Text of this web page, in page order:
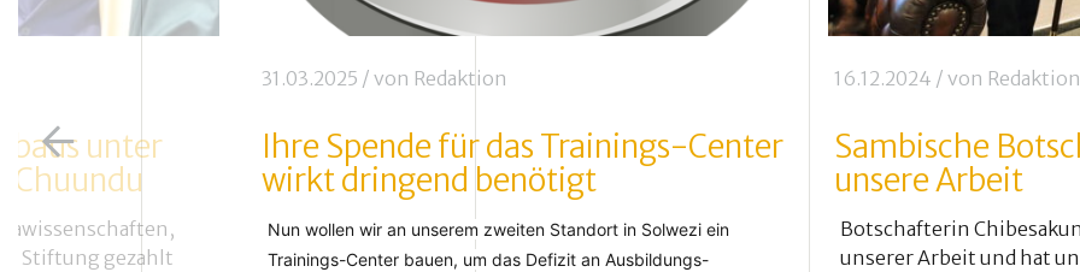
unter
Chuundu
Stiftung gezahlt
31.03.2025 / von Redaktion
Ihre Spende für das Trainings-Center
wirkt dringend benötigt
Nun wollen wir an unserem zweiten Standort in Solwezi ein
Trainings-Center bauen, um das Defizit an Ausbildungs-
16.12.2024 / von Redaktion
Sambische
unsere Arbeit
Botschafterin
unserer Arbeit und hat